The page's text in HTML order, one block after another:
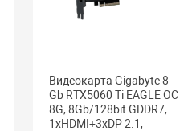
Видеокарта Gigabyte 8
Gb RTX5060 Ti EAGLE OC
8G, 8Gb/128bit GDDR7,
1хHDMI+3xDP 2.1,